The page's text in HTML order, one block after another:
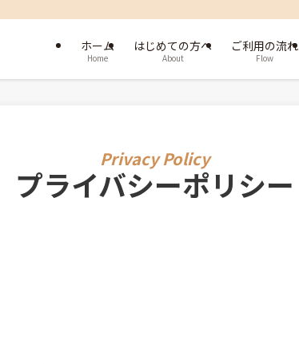
ホーム
Home
はじめての方へ
About
ご利用の流れ
Flow
プライバシーポリシー